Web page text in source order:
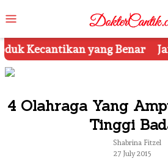
to
contentMenu
Jangan Tertipu, Ini Dia 7
4 Olahraga Yang
Tinggi
Shabrina Fitzel
27 July 2015